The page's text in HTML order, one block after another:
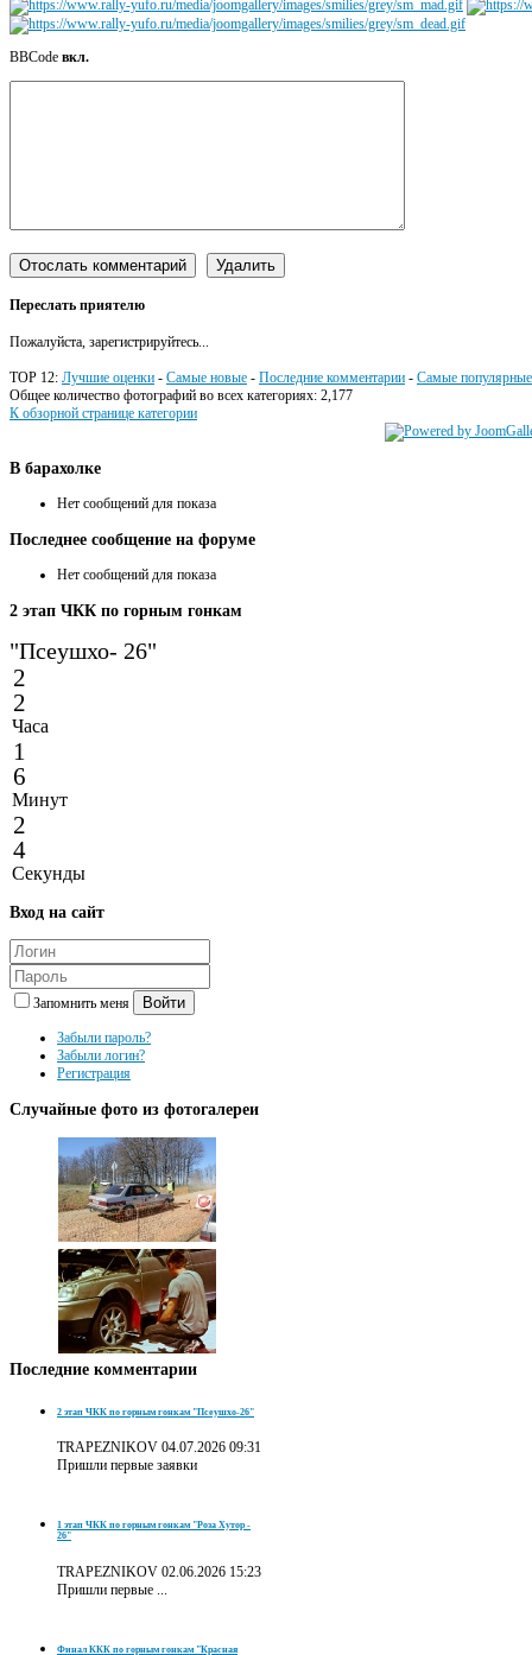
BBCode вкл.
Переслать приятелю
Пожалуйста, зарегистрируйтесь...
TOP 12: Лучшие оценки - Самые новые - Последние комментарии - Самые популярные
Общее количество фотографий во всех категориях: 2,177
К обзорной странице категории
В барахолке
Нет сообщений для показа
Последнее сообщение на форуме
Нет сообщений для показа
2 этап ЧКК по горным гонкам
"Псеушхо- 26"
2
2
Часа
1
6
Минут
2
4
Секунды
Вход на сайт
Запомнить меня Войти
Забыли пароль?
Забыли логин?
Регистрация
Случайные фото из фотогалереи
Последние комментарии
2 этап ЧКК по горным гонкам "Псеушхо-26"
TRAPEZNIKOV 04.07.2026 09:31
Пришли первые заявки
1 этап ЧКК по горным гонкам "Роза Хутор -
26"
TRAPEZNIKOV 02.06.2026 15:23
Пришли первые ...
Финал ККК по горным гонкам "Красная